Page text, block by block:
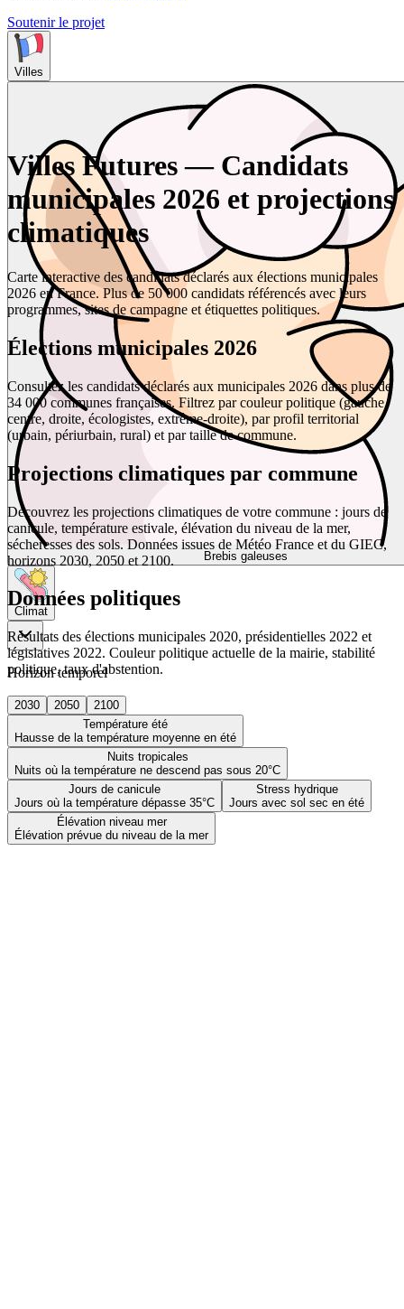
Soutenir le projet
Villes
Brebis galeuses
Climat
Horizon temporel
2030 2050
2100
Température été
Hausse de la température moyenne en été
Nuits tropicales
Nuits où la température ne descend pas sous 20°C
Jours de canicule
Jours où la température dépasse 35°C
Stress hydrique
Jours avec sol sec en été
Élévation niveau mer
Élévation prévue du niveau de la mer
Villes Futures — Candidats
municipales 2026 et projections
climatiques
Carte interactive des candidats déclarés aux élections municipales
2026 en France. Plus de 50 000 candidats référencés avec leurs
programmes, sites de campagne et étiquettes politiques.
Élections municipales 2026
Consultez les candidats déclarés aux municipales 2026 dans plus de
34 000 communes françaises. Filtrez par couleur politique (gauche,
centre, droite, écologistes, extrême-droite), par profil territorial
(urbain, périurbain, rural) et par taille de commune.
Projections climatiques par commune
Découvrez les projections climatiques de votre commune : jours de
canicule, température estivale, élévation du niveau de la mer,
sécheresses des sols. Données issues de Météo France et du GIEC,
horizons 2030, 2050 et 2100.
Données politiques
Résultats des élections municipales 2020, présidentielles 2022 et
législatives 2022. Couleur politique actuelle de la mairie, stabilité
politique, taux d'abstention.